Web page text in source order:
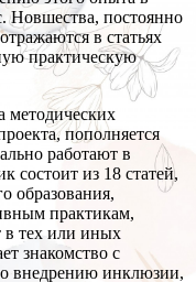
Новшества, постоянно
в статьях
практическую
методических
пополняется
работают в
состоит из 18 статей,
образования,
практикам,
в тех или иных
знакомство с
внедрению инклюзии,